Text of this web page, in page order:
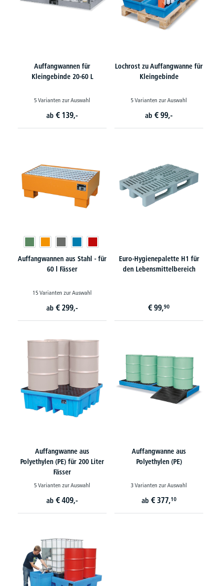
Auffangwannen für
Kleingebinde 20-60 L
5 Varianten zur Auswahl
ab € 139,-
Lochrost zu Auffangwanne für
Kleingebinde
5 Varianten zur Auswahl
ab € 99,-
Auffangwannen aus Stahl - für
60 l Fässer
15 Varianten zur Auswahl
ab € 299,-
Euro-Hygienepalette H1 für
den Lebensmittelbereich
€ 99,90
Auffangwanne aus
Polyethylen (PE) für 200 Liter
Fässer
5 Varianten zur Auswahl
ab € 409,-
Auffangwanne aus
Polyethylen (PE)
3 Varianten zur Auswahl
ab € 377,10